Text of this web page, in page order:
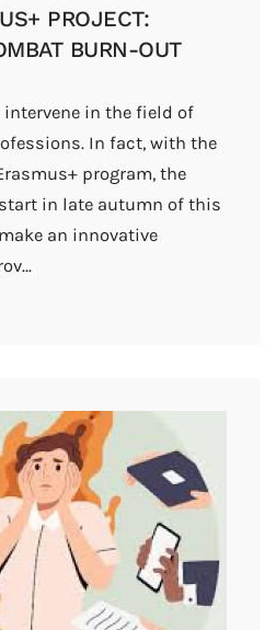
PROJECT:
BURN-OUT
in the field of
In fact, with the
program, the
start in late autumn of this
an innovative